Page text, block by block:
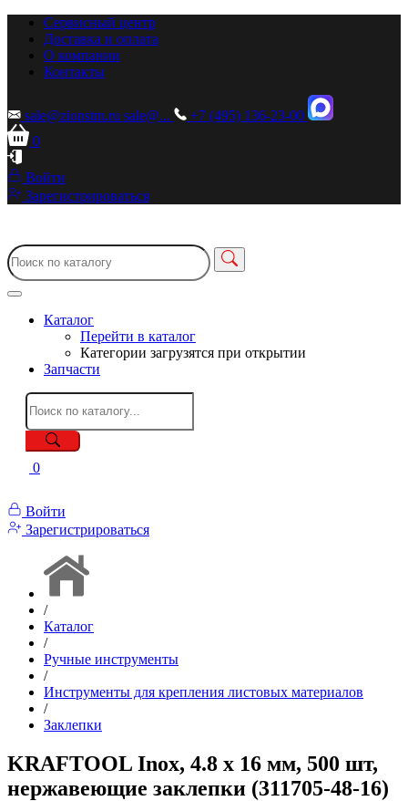
Сервисный центр
Доставка и оплата
О компании
Контакты
sale@zionstm.ru sale@...
+7 (495) 136-23-00
0
Войти
Зарегистрироваться
Каталог
Перейти в каталог
Категории загрузятся при открытии
Запчасти
0
Войти
Зарегистрироваться
/
Каталог
/
Ручные инструменты
/
Инструменты для крепления листовых материалов
/
Заклепки
KRAFTOOL Inox, 4.8 x 16 мм, 500 шт,
нержавеющие заклепки (311705-48-16)